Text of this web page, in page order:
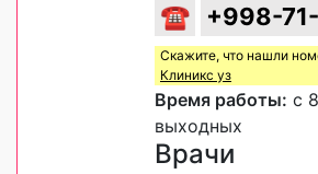
☎ +998-
Скажите, что нашли
Клиникс уз
Время работы: с
выходных
Врачи